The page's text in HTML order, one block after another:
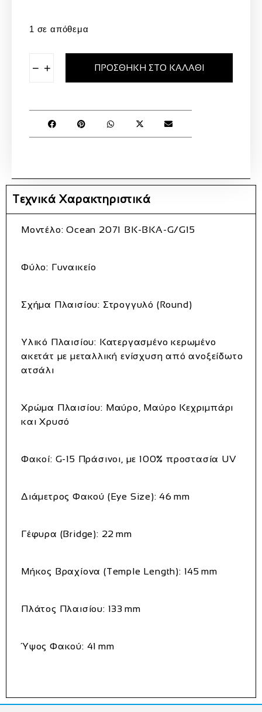
1 σε απόθεμα
− + ΠΡΟΣΘΉΚΗ ΣΤΟ ΚΑΛΆΘΙ
Τεχνικά Χαρακτηριστικά
Μοντέλο: Ocean 2071 BK-BKA-G/G15
Φύλο: Γυναικείο
Σχήμα Πλαισίου: Στρογγυλό (Round)
Υλικό Πλαισίου: Κατεργασμένο κερωμένο
ακετάτ με μεταλλική ενίσχυση από ανοξείδωτο
ατσάλι
Χρώμα Πλαισίου: Μαύρο, Μαύρο Κεχριμπάρι
και Χρυσό
Φακοί: G-15 Πράσινοι, με 100% προστασία UV
Διάμετρος Φακού (Eye Size): 46 mm
Γέφυρα (Bridge): 22 mm
Μήκος Βραχίονα (Temple Length): 145 mm
Πλάτος Πλαισίου: 133 mm
Ύψος Φακού: 41 mm